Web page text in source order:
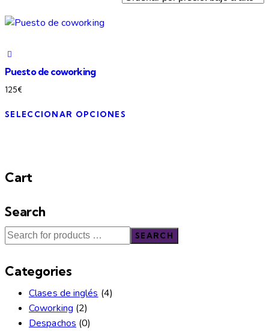
Puesto de coworking
125€
SELECCIONAR OPCIONES
Cart
Search
SEARCH
Categories
Clases de inglés (4)
Coworking (2)
Despachos (0)